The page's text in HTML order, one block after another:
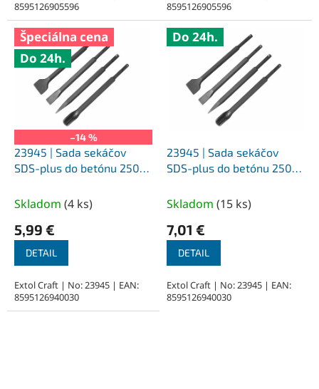
8595126905596
8595126905596
Špeciálna cena
Do 24h.
–14 %
23945 | Sada sekáčov
SDS-plus do betónu 250
plastový obal
Skladom (4 ks)
5,99 €
DETAIL
Extol Craft | No: 23945 | EAN:
8595126940030
Do 24h.
23945 | Sada sekáčov
SDS-plus do betónu 250
plastový obal
Skladom (15 ks)
7,01 €
DETAIL
Extol Craft | No: 23945 | EAN:
8595126940030